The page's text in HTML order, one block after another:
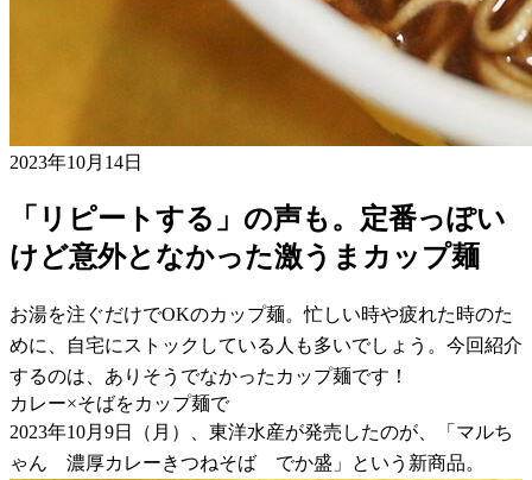
2023年10月14日
「リピートする」の声も。定番っぽい
けど意外となかった激うまカップ麺
お湯を注ぐだけでOKのカップ麺。忙しい時や疲れた時のた
めに、自宅にストックしている人も多いでしょう。今回紹介
するのは、ありそうでなかったカップ麺です！
カレー×そばをカップ麺で
2023年10月9日（月）、東洋水産が発売したのが、「マルち
ゃん 濃厚カレーきつねそば でか盛」という新商品。